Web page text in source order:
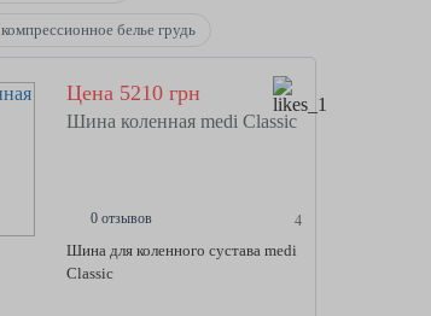
компрессионное белье грудь
Цена 5210 грн
Шина коленная medi Classic
0 отзывов 4
Шина для коленного сустава medi
Classic